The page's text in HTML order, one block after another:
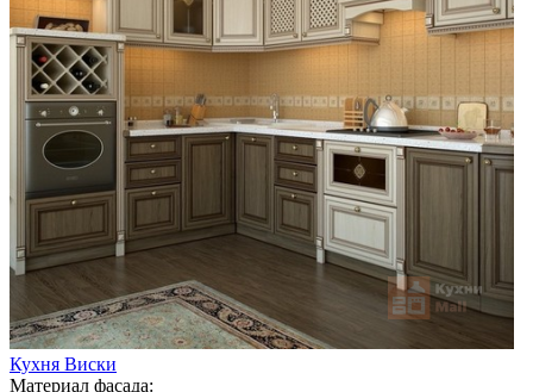
Кухня Виски
Материал фасада: